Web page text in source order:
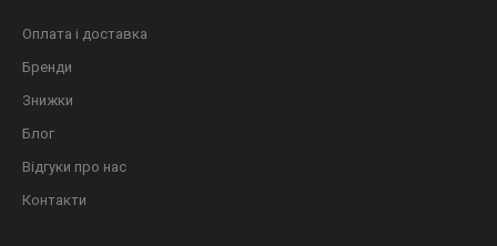
Оплата і доставка
Бренди
Знижки
Блог
Відгуки про нас
Контакти